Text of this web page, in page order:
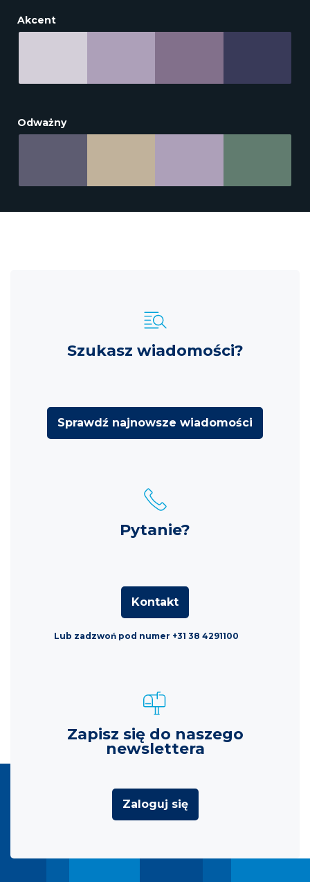
Akcent
Odważny
Szukasz wiadomości?
Sprawdź najnowsze wiadomości
Pytanie?
Kontakt
Lub zadzwoń pod numer +31 38 4291100
Zapisz się do naszego
newslettera
Zaloguj się